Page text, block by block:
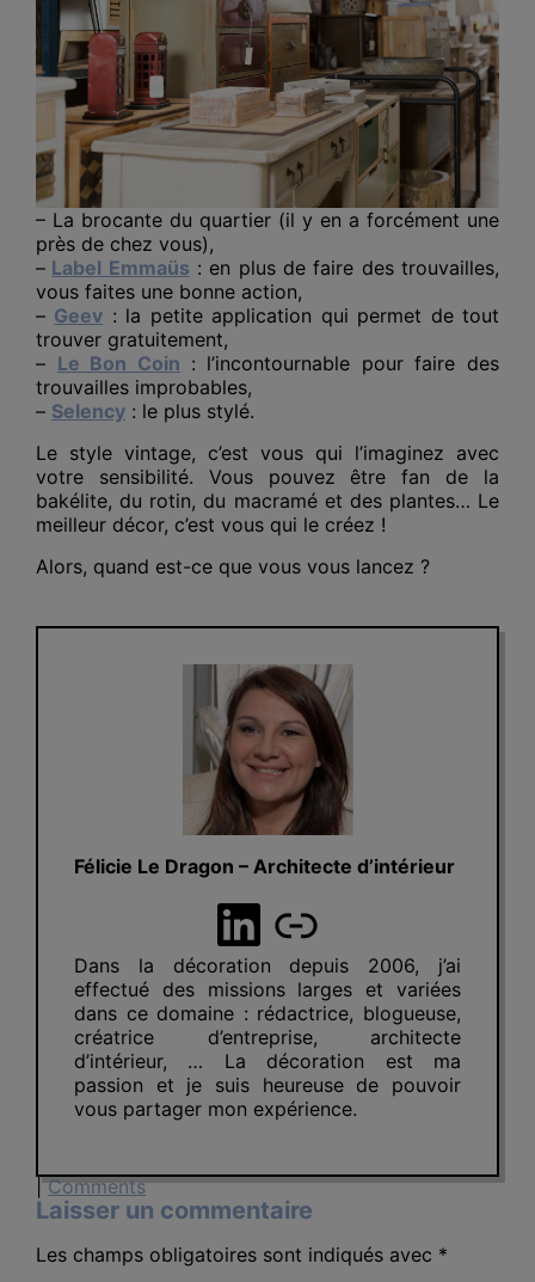
– La brocante du quartier (il y en a forcément une
près de chez vous),
– Label Emmaüs : en plus de faire des trouvailles,
vous faites une bonne action,
– Geev : la petite application qui permet de tout
trouver gratuitement,
– Le Bon Coin : l’incontournable pour faire des
trouvailles improbables,
– Selency : le plus stylé.
Le style vintage, c’est vous qui l’imaginez avec
votre sensibilité. Vous pouvez être fan de la
bakélite, du rotin, du macramé et des plantes… Le
meilleur décor, c’est vous qui le créez !
Alors, quand est-ce que vous vous lancez ?
Félicie Le Dragon – Architecte d’intérieur
LinkedIn
Lien
Dans la décoration depuis 2006, j’ai
effectué des missions larges et variées
dans ce domaine : rédactrice, blogueuse,
créatrice d’entreprise, architecte
d’intérieur, … La décoration est ma
passion et je suis heureuse de pouvoir
vous partager mon expérience.
Comments
Laisser un commentaire
Les champs obligatoires sont indiqués avec *